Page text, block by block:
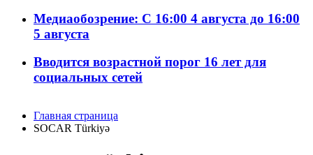
Медиаобозрение: С 16:00 4 августа до 16:00
5 августа
Вводится возрастной порог 16 лет для
социальных сетей
Главная страница
SOCAR Türkiyə